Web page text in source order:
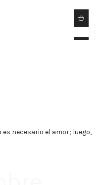
necesario el amor; luego,